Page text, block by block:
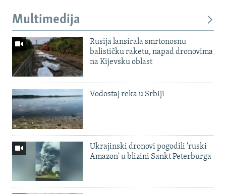
Multimedija
Rusija lansirala smrtonosnu
balističku raketu, napad dronovima
na Kijevsku oblast
Vodostaj reka u Srbiji
Ukrajinski dronovi pogodili 'ruski
Amazon' u blizini Sankt Peterburga